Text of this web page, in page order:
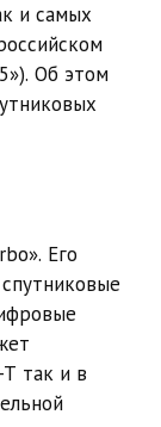
и самых
Об этом
Его
так и в